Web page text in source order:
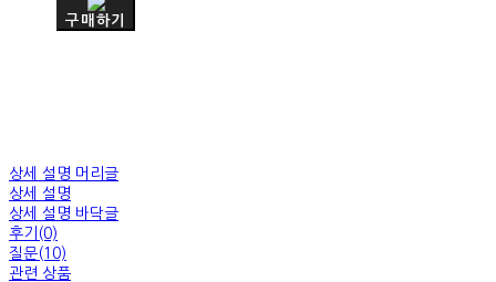
구매하기
상세 설명 머리글
상세 설명
상세 설명 바닥글
후기(0)
질문(10)
관련 상품